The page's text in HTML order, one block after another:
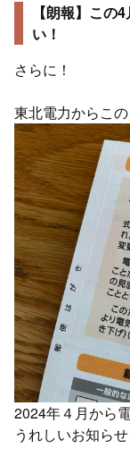
【朗報】この
い！
さらに！
東北電力からこ
2024年４月から
うれしいお知らせ